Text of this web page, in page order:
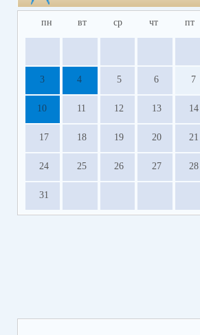
пн вт ср чт пт
3 4 5 6 7
10 11 12 13 14
17 18 19 20 21
24 25 26 27 28
31